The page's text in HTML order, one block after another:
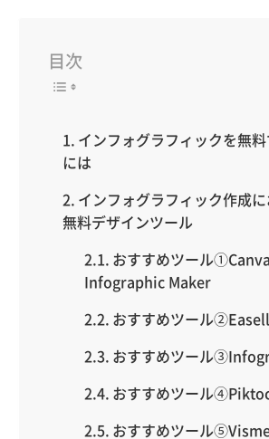
目次
インフォグラフィックを無
には
インフォグラフィック作成
無料デザインツール
おすすめツール①Canva
Infographic Maker
おすすめツール
おすすめツール
おすすめツール
おすすめツール